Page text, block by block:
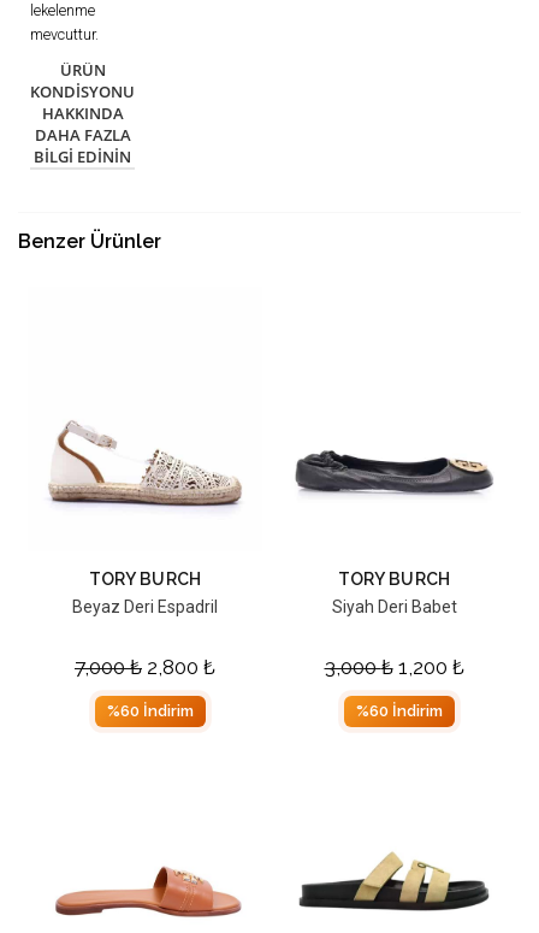
lekelenme
mevcuttur.
ÜRÜN
KONDISYONU
HAKKINDA
DAHA FAZLA
BILGI EDININ
Benzer Ürünler
TORY BURCH
Beyaz Deri Espadril
7,000₺ 2,800 ₺
%60 İndirim
TORY BURCH
Siyah Deri Babet
3,000₺ 1,200 ₺
%60 İndirim